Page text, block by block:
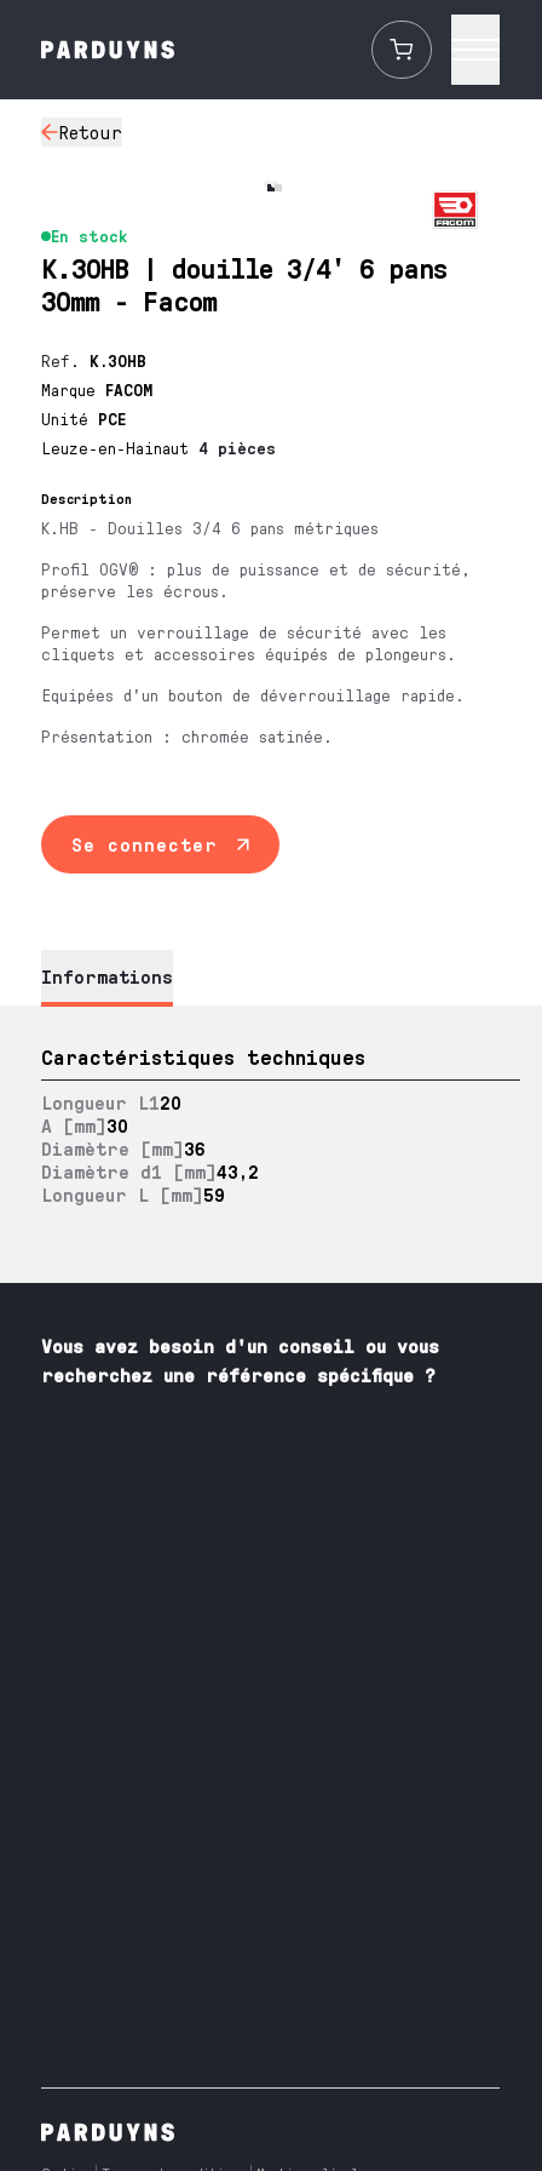
Retour
En stock
K.30HB | douille 3/4' 6 pans
30mm - Facom
Ref. K.30HB
Marque FACOM
Unité PCE
Leuze-en-Hainaut 4 pièces
Description
K.HB - Douilles 3/4 6 pans métriques
Profil OGV® : plus de puissance et de sécurité,
préserve les écrous.
Permet un verrouillage de sécurité avec les
cliquets et accessoires équipés de plongeurs.
Equipées d'un bouton de déverrouillage rapide.
Présentation : chromée satinée.
Se connecter
Informations
Caractéristiques techniques
Longueur L120
A [mm]30
Diamètre [mm]36
Diamètre d1 [mm]43,2
Longueur L [mm]59
Vous avez besoin d'un conseil ou vous
recherchez une référence spécifique ?